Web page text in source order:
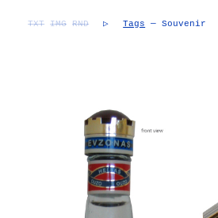
TXT IMG RND ▷ Tags — Souvenir